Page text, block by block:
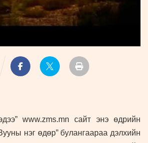
www.zms.mn сайт энэ өдрийн
нэг өдөр” булангаараа дэлхийн